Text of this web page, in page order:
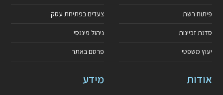
פיתוח רשת
סדנת זכיינות
יעוץ משפטי
צעדים בפתיחת עסק
ניהול פיננסי
פרסם באתר
אודות מידע